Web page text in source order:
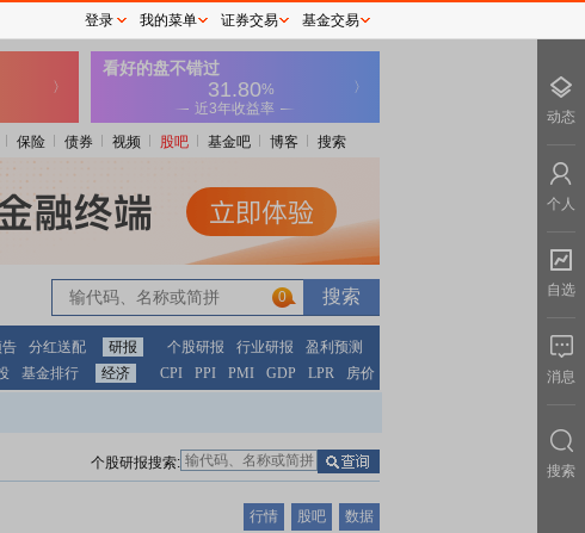
保险 债券 视频 股吧 基金吧 博客 搜索
0
分红送配 研报 个股研报 行业研报
盈利预测
基金排行 经济 CPI PPI PMI GDP LPR 房价
个股研报搜索:
行情 股吧 数据
登录 我的菜单 证券交易 基金交易
动态
个人
自选
消息
搜索